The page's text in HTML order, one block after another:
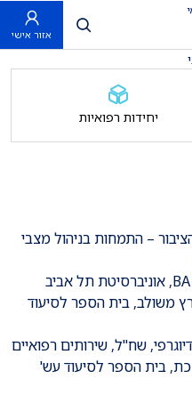
פתח חיפוש
אזור אישי
הציבור – התמחות בניהול מצבי
משולב, בית הספר לסיעוד
מוסמכת, בית הספר לסיעוד עש'
יחידות רפואיות